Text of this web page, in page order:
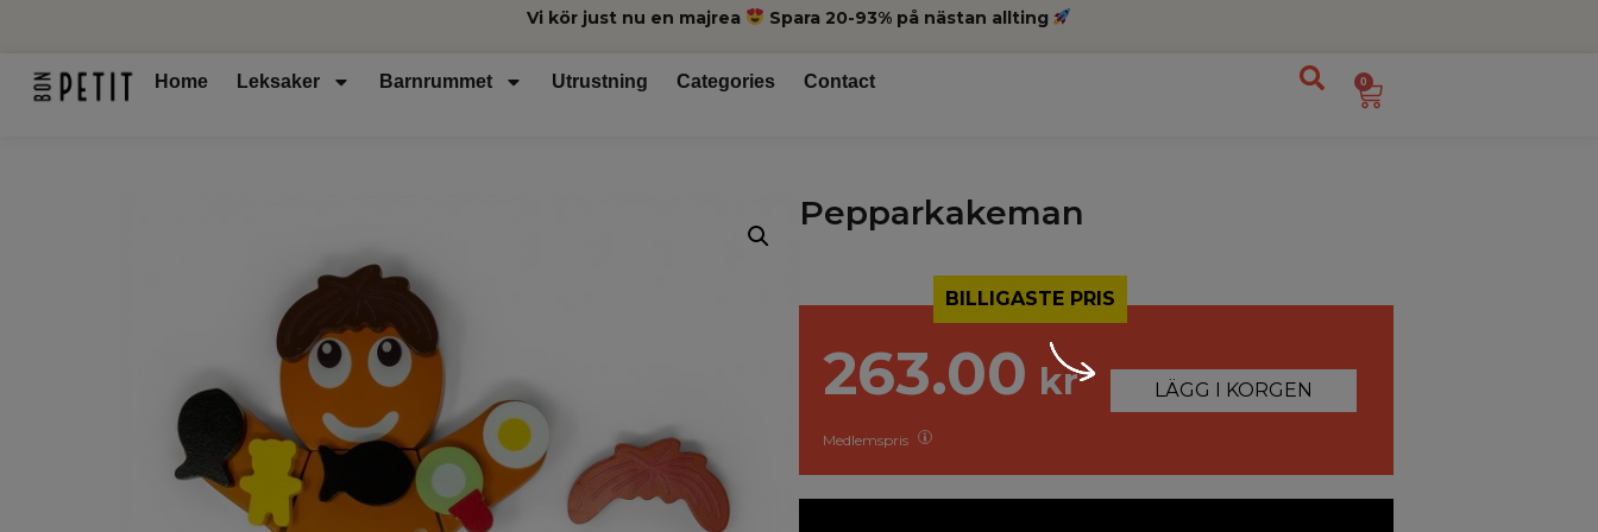
Vi kör just nu en majrea Spara 20-93% på nästan allting
Home Leksaker Barnrummet Utrustning Categories Contact 0
Pepparkakeman
BILLIGASTE PRIS
263.00 kr
Medlemspris
LÄGG I KORGEN